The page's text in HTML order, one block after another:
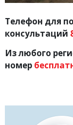
Телефон для
консультаций
Из любого
номер